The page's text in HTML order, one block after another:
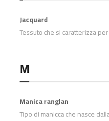
Jacquard
Tessuto che si caratterizza
M
Manica ranglan
Tipo di manicca che nasce